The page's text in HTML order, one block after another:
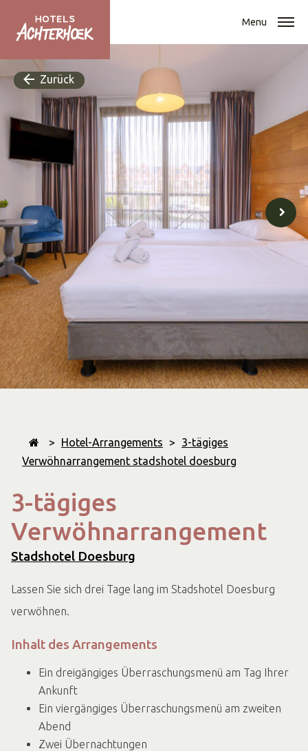
Menu
Zurück
> Hotel-Arrangements >
3-tägiges
Verwöhnarrangement stadshotel doesburg
3-tägiges
Verwöhnarrangement
Stadshotel Doesburg
Lassen Sie sich drei Tage lang im Stadshotel Doesburg
verwöhnen.
Inhalt des Arrangements
Ein dreigängiges Überraschungsmenü am Tag Ihrer
Ankunft
Ein viergängiges Überraschungsmenü am zweiten
Abend
Zwei Übernachtungen